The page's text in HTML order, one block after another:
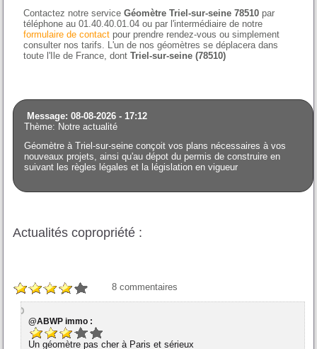
Contactez notre serviceGéomètre Triel-sur-seine 78510 par
téléphone au 01.40.40.01.04 ou par l'intermédiaire de notre
formulaire de contact pour prendre rendez-vous ou simplement
consulter nos tarifs. L'un de nos géomètres se déplacera dans
toute l'Ile de France, dontTriel-sur-seine (78510)
Message: 08-08-2026 - 17:12
Thème: Notre actualité
Géomètre à Triel-sur-seine conçoit vos plans nécessaires à vos
nouveaux projets, ainsi qu'au dépot du permis de construire en
suivant les règles légales et la législation en vigueur
Actualités copropriété :
8 commentaires
@ABWP immo :
Un géomètre pas cher à Paris et sérieux